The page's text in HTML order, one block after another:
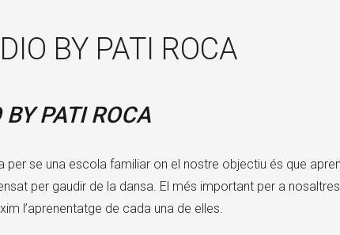
BY PATI ROCA
PATI ROCA
per se una escola familiar on el nostre objectiu és que
per gaudir de la dansa. El més important per a
l’aprenentatge de cada una de elles.